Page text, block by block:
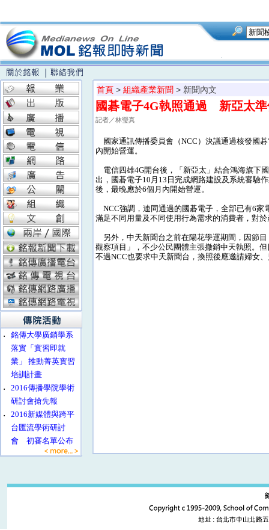
‧
銘傳大學廣銷學系
落實「實習即就
業」 推動菁英實習
培訓計畫
‧
2016傳播學院學術
研討會搶先報
‧
2016新媒體與跨平
台匯流學術研討
會 初審名單公布
首頁 > 組織產業新聞 > 新聞內文
國碁電子4G執照通過 新亞太
記者／林瑩真
國家通訊傳播委員會（NCC）決議通過核發國
內開始營運。
電信四雄4G開台後，「新亞太」結合鴻海旗下
出，國碁電子10月13日完成網路建設及系統審驗
後，最晚應於6個月內開始營運。
NCC強調，連同通過的國碁電子，全部已有6家
滿足不同用量及不同使用行為需求的消費者，對
另外，中天新聞台之前在陽花學運期間，因節
觀察項目」，不少公民團體主張撤銷中天執照。
不過NCC也要求中天新聞台，換照後應邀請婦女